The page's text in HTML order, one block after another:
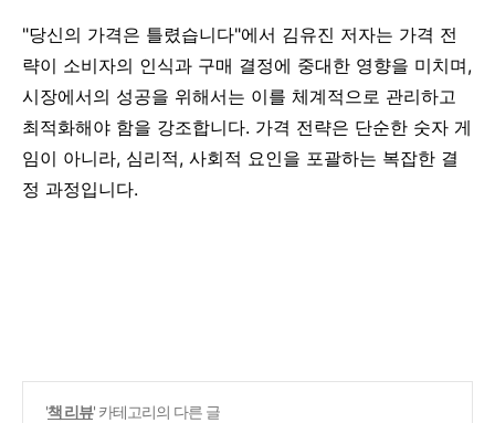
"당신의 가격은 틀렸습니다"에서 김유진 저자는 가격 전
략이 소비자의 인식과 구매 결정에 중대한 영향을 미치며,
시장에서의 성공을 위해서는 이를 체계적으로 관리하고
최적화해야 함을 강조합니다. 가격 전략은 단순한 숫자 게
임이 아니라, 심리적, 사회적 요인을 포괄하는 복잡한 결
정 과정입니다.
'책 리뷰' 카테고리의 다른 글